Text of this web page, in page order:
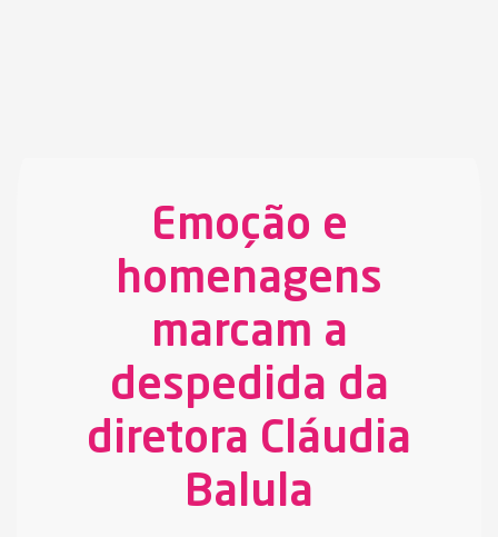
Emoção e
homenagens
marcam a
despedida da
diretora Cláudia
Balula